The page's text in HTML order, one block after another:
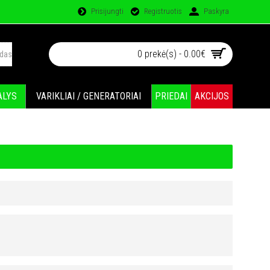
Prisijungti Registruotis Paskyra
0 prekė(s) - 0.00€
VARIKLIAI / GENERATORIAI PRIEDAI AKCIJOS